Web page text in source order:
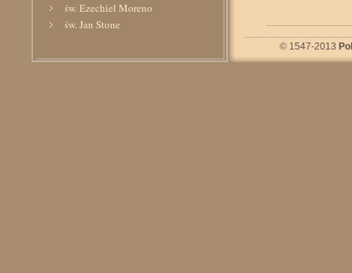
św. Ezechiel Moreno
św. Jan Stone
św. Klara z Montefalco
© 1547-2013